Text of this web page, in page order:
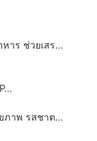
าร ช่วยเสร…
ภาพ รสชาต…